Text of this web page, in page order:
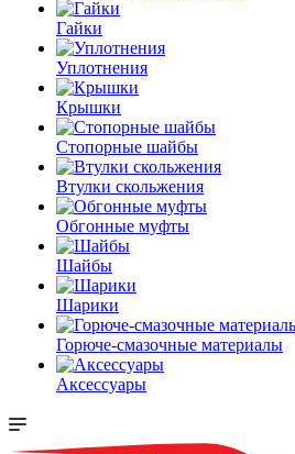
Гайки
Уплотнения
Крышки
Стопорные шайбы
Втулки скольжения
Обгонные муфты
Шайбы
Шарики
Горюче-смазочные материалы
Аксессуары